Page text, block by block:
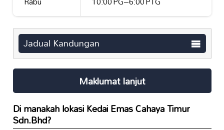
Jadual Kandungan
Maklumat lanjut
Di manakah lokasi Kedai Emas Cahaya Timur
Sdn.Bhd?